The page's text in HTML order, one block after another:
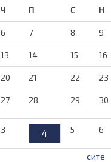
Ч П С Н
6 7 8 9
13 14 15 16
20 21 22 23
27 28 29 30
3 4 5 6
сите